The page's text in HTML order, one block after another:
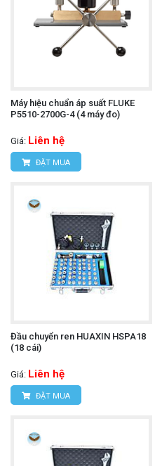
Máy hiệu chuẩn áp suất FLUKE
P5510-2700G-4 (4 máy đo)
Giá: Liên hệ
ĐẶT MUA
Đầu chuyển ren HUAXIN HSPA18
(18 cái)
Giá: Liên hệ
ĐẶT MUA